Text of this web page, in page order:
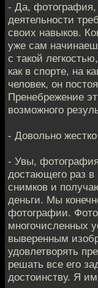
- Да, фотография,
деятельности
своих навыков.
уже сам
с такой
как в спорте, на
человек, он
Пренебрежение
возможного
- Довольно
- Увы, фотография
достающего раз
снимков и
деньги. Мы
фотографии.
многочисленных
выверенным
удовлетворять
решать все его
достоинству. Я